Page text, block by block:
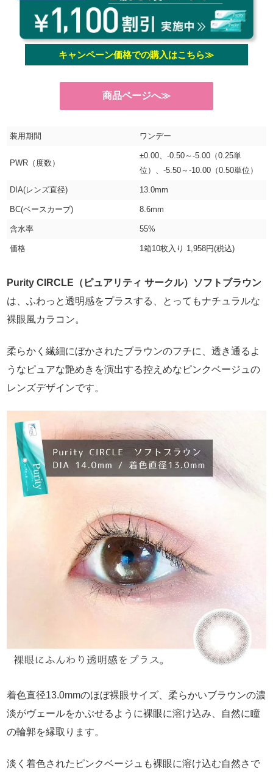
キャンペーン価格での購入はこちら≫
商品ページへ≫
装用期間 ワンデー
PWR（度数）
±0.00、-0.50～-5.00（0.25単
位）、-5.50～-10.00（0.50単位）
DIA(レンズ直径) 13.0mm
BC(ベースカーブ) 8.6mm
含水率 55%
価格 1箱10枚入り 1,958円(税込)
Purity CIRCLE（ピュアリティ サークル）ソフトブラウン
は、ふわっと透明感をプラスする、とってもナチュラルな
裸眼風カラコン。
柔らかく繊細にぼかされたブラウンのフチに、透き通るよ
うなピュアな艶めきを演出する控えめなピンクベージュの
レンズデザインです。
着色直径13.0mmのほぼ裸眼サイズ、柔らかいブラウンの濃
淡がヴェールをかぶせるように裸眼に溶け込み、自然に瞳
の輪郭を縁取ります。
淡く着色されたピンクベージュも裸眼に溶け込む自然さで